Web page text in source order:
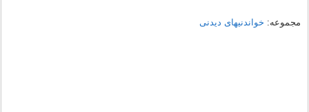
مجموعه: خواندنیهای دیدنی